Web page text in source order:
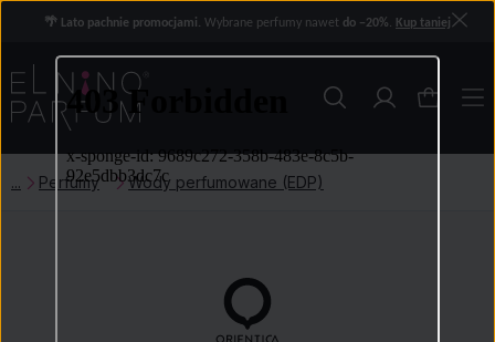
🌴 Lato pachnie promocjami. Wybrane perfumy nawet do −20%. Kup taniej
Perfumy Wody perfumowane (EDP)